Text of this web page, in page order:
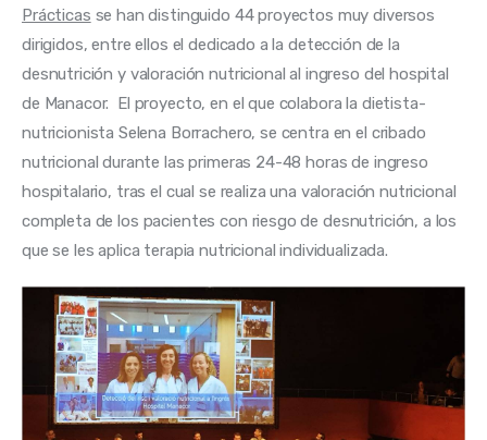
Prácticas se han distinguido 44 proyectos muy diversos
dirigidos, entre ellos el dedicado a la detección de la
desnutrición y valoración nutricional al ingreso del hospital
de Manacor.  El proyecto, en el que colabora la dietista-
nutricionista Selena Borrachero, se centra en el cribado
nutricional durante las primeras 24-48 horas de ingreso
hospitalario, tras el cual se realiza una valoración nutricional
completa de los pacientes con riesgo de desnutrición, a los
que se les aplica terapia nutricional individualizada.